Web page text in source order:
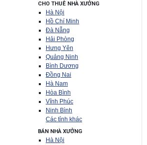
CHO THUÊ NHÀ XƯỞNG
Hà Nội
Hồ Chí Minh
Đà Nẵng
Hải Phòng
Hưng Yên
Quảng Ninh
Bình Dương
Đồng Nai
Hà Nam
Hòa Bình
Vĩnh Phúc
Ninh Bình
Các tỉnh khác
BÁN NHÀ XƯỞNG
Hà Nội